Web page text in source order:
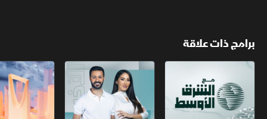
برامج ذات علاقة
مع الشرق الأوسط الخبر الآخر أخبار الشرق